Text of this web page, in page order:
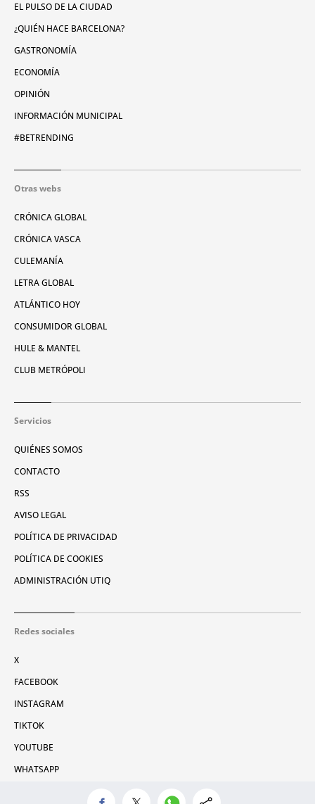
EL PULSO DE LA CIUDAD
¿QUIÉN HACE BARCELONA?
GASTRONOMÍA
ECONOMÍA
OPINIÓN
INFORMACIÓN MUNICIPAL
#BETRENDING
Otras webs
CRÓNICA GLOBAL
CRÓNICA VASCA
CULEMANÍA
LETRA GLOBAL
ATLÁNTICO HOY
CONSUMIDOR GLOBAL
HULE & MANTEL
CLUB METRÓPOLI
Servicios
QUIÉNES SOMOS
CONTACTO
RSS
AVISO LEGAL
POLÍTICA DE PRIVACIDAD
POLÍTICA DE COOKIES
ADMINISTRACIÓN UTIQ
Redes sociales
X
FACEBOOK
INSTAGRAM
TIKTOK
YOUTUBE
WHATSAPP